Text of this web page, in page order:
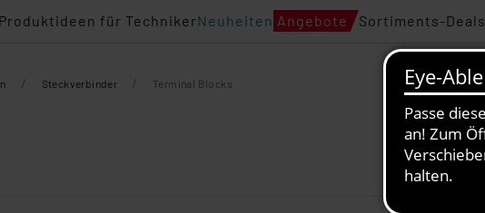
Produktideen für TechnikerNeuheiten Angebote Sortiments-Deals
/ Steckverbinder / Terminal Blocks